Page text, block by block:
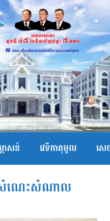
ាសន៍ វេទិកាតុមូល សេ
បសំណេះសំណាល